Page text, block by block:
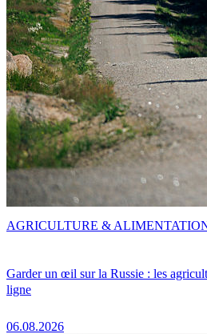
Garder un œil sur la Russie : les
ligne
06.08.2026
AGRICULTURE &